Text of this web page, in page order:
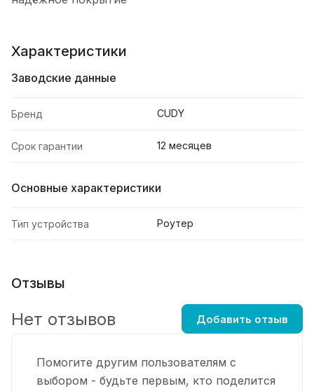
Характеристики
Заводские данные
Бренд CUDY
Срок гарантии 12 месяцев
Основные характеристики
Тип устройства Роутер
Отзывы
Помогите другим пользователям с
выбором - будьте первым, кто поделится
Нет отзывов Добавить отзыв